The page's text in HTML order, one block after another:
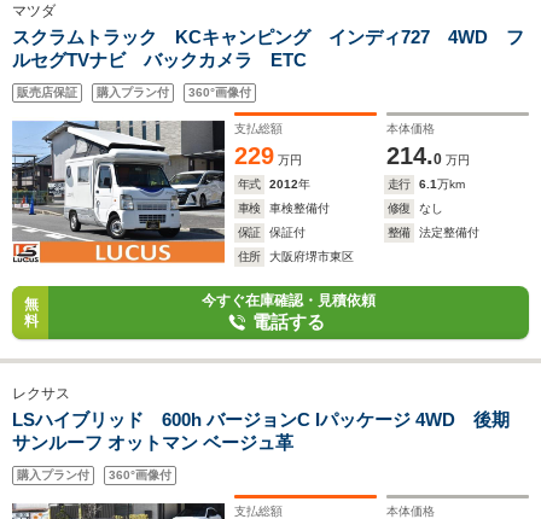
マツダ
スクラムトラック KCキャンピング インディ727 4WD フ
ルセグTVナビ バックカメラ ETC
販売店保証 購入プラン付 360°画像付
支払総額
229 万円
本体価格
214.0 万円
年式
2012年 走行 6.1万km
車検
車検整備付 修復
なし
保証
保証付 整備
法定整備付
住所
大阪府堺市東区
無
料
今すぐ在庫確認・見積依頼
電話する
レクサス
LSハイブリッド 600h バージョンC Iパッケージ 4WD 後期
サンルーフ オットマン ベージュ革
購入プラン付 360°画像付
支払総額 本体価格